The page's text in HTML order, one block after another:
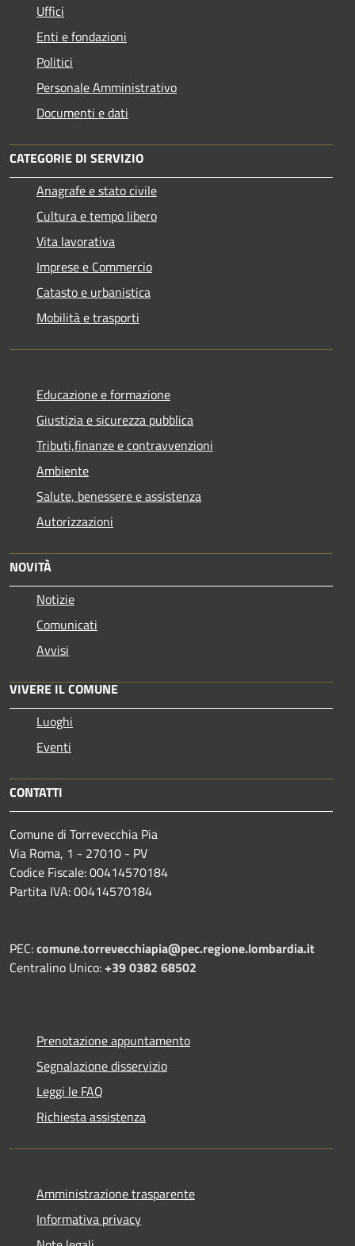
Uffici
Enti e fondazioni
Politici
Personale Amministrativo
Documenti e dati
CATEGORIE DI SERVIZIO
Anagrafe e stato civile
Cultura e tempo libero
Vita lavorativa
Imprese e Commercio
Catasto e urbanistica
Mobilità e trasporti
Educazione e formazione
Giustizia e sicurezza pubblica
Tributi,finanze e contravvenzioni
Ambiente
Salute, benessere e assistenza
Autorizzazioni
NOVITÀ
Notizie
Comunicati
Avvisi
VIVERE IL COMUNE
Luoghi
Eventi
CONTATTI
Comune di Torrevecchia Pia
Via Roma, 1 - 27010 - PV
Codice Fiscale: 00414570184
Partita IVA: 00414570184
PEC:comune.torrevecchiapia@pec.regione.lombardia.it
Centralino Unico:+39 0382 68502
Prenotazione appuntamento
Segnalazione disservizio
Leggi le FAQ
Richiesta assistenza
Amministrazione trasparente
Informativa privacy